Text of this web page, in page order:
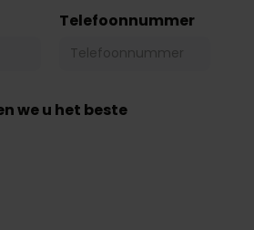
Telefoonnummer
we u het beste